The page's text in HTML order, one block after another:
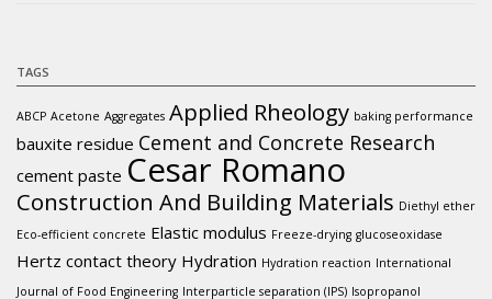
TAGS
ABCP Acetone Aggregates Applied Rheology baking performance
bauxite residue Cement and Concrete Research
cement paste Cesar Romano
Construction And Building Materials Diethyl ether
Eco-efficient concrete Elastic modulus Freeze-drying glucoseoxidase
Hertz contact theory Hydration Hydration reaction International
Journal of Food Engineering Interparticle separation (IPS) Isopropanol